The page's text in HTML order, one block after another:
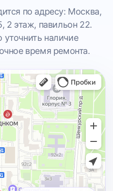
по адресу: Москва,
2 этаж, павильон 22.
наличие
время ремонта.